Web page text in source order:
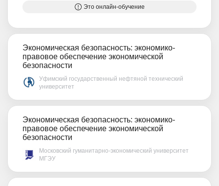
Это онлайн-обучение
Экономическая безопасность: экономико-
правовое обеспечение экономической
безопасности
Уфимский государственный нефтяной технический
университет
Экономическая безопасность: экономико-
правовое обеспечение экономической
безопасности
Московский гуманитарно-экономический университет
МГЭУ